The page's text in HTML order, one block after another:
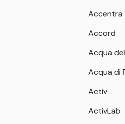
Accentra
Accord
Acqua
Acqua di
Activ
ActivLab